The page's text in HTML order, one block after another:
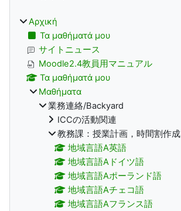
Αρχική
Τα μαθήματά μου
サイトニュース
Moodle2.4教員用マニュアル
Τα μαθήματά μου
Μαθήματα
業務連絡/Backyard
ICCの活動関連
教務課：授業計画，時間割作成
地域言語A英語
地域言語Aドイツ語
地域言語Aポーランド語
地域言語Aチェコ語
地域言語Aフランス語